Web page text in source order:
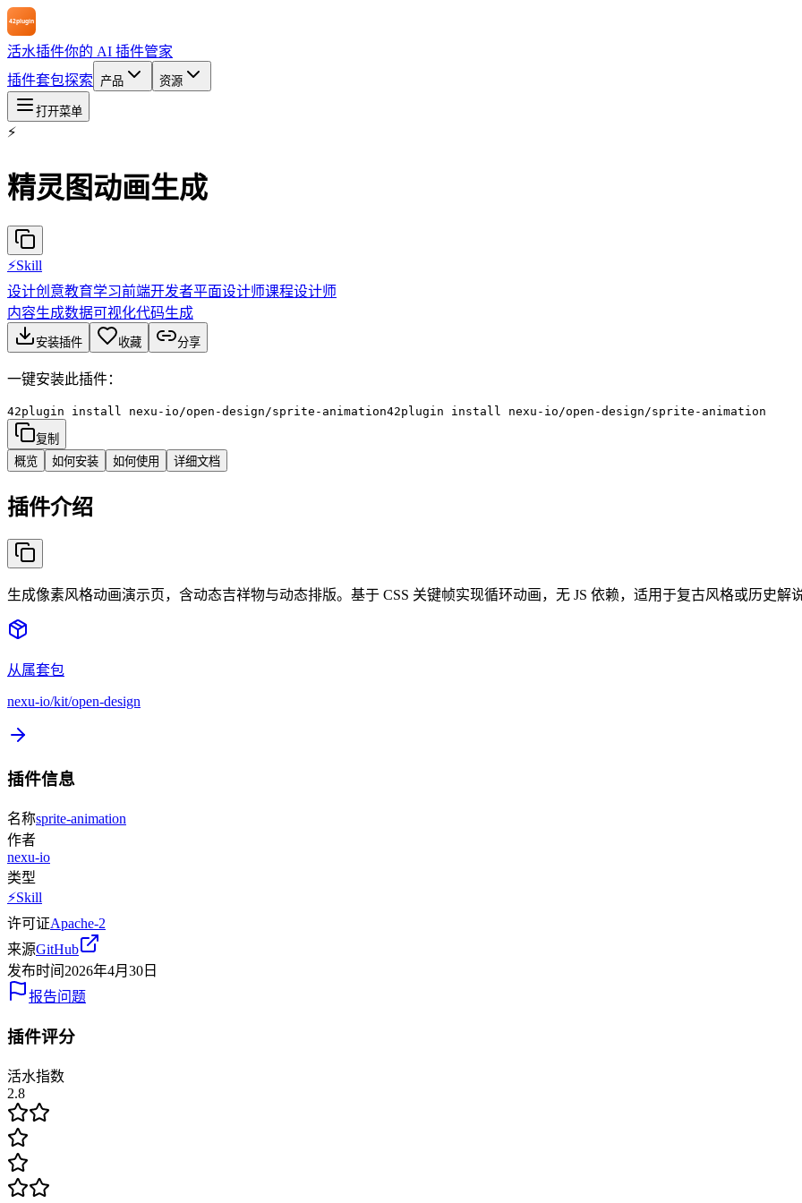
活水插件你的 AI 插件管家
插件套包探索 产品 资源
打开菜单
⚡
精灵图动画生成
⚡Skill
设计创意教育学习前端开发者平面设计师课程设计师
内容生成数据可视化代码生成
安装插件 收藏 分享
一键安装此插件：
42plugin install nexu-io/open-design/sprite-animation42plugin install nexu-io/open-design/sprite-animation
复制
概览
如何安装 如何使用 详细文档
插件介绍
生成像素风格动画演示页，含动态吉祥物与动态排版。基于 CSS 关键帧实现循环动画，无 JS 依赖，适用于复古风格或历史解
从属套包
nexu-io/kit/open-design
插件信息
名称sprite-animation
作者
nexu-io
类型
⚡Skill
许可证Apache-2
来源GitHub
发布时间 2026年4月30日
报告问题
插件评分
活水指数
2.8